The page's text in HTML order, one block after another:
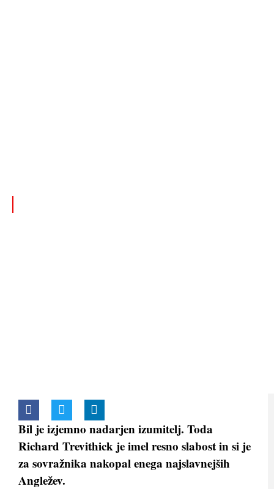
Bil je izjemno nadarjen izumitelj. Toda
Richard Trevithick je imel resno slabost in si je
za sovražnika nakopal enega najslavnejših
Angležev.